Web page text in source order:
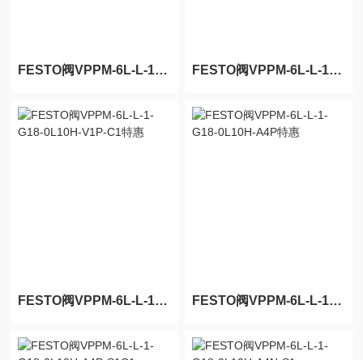
FESTO阀VPPM-6L-L-1-G18-0L10H-V1N特惠 FESTO阀VPPM-6L-L-1-G18-0L10H-LK-S1特惠
FESTO阀VPPM-6L-L-1-G18-0L10H-V1P-C1特惠 FESTO阀VPPM-6L-L-1-G18-0L10H-A4P特惠